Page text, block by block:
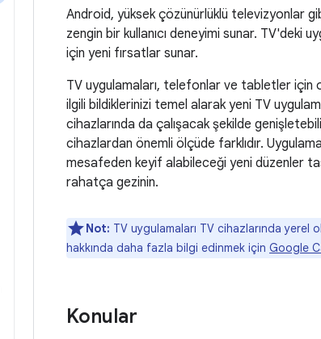
Android, yüksek çözünürlüklü televizyonlar
zengin bir kullanıcı deneyimi sunar. TV'deki
için yeni fırsatlar sunar.
TV uygulamaları, telefonlar ve tabletler için
ilgili bildiklerinizi temel alarak yeni TV
cihazlarında da çalışacak şekilde
cihazlardan önemli ölçüde farklıdır.
mesafeden keyif alabileceği yeni düzenler
rahatça gezinin.
Not: TV uygulamaları TV cihazlarında yerel
hakkında daha fazla bilgi edinmek için Google
Konular